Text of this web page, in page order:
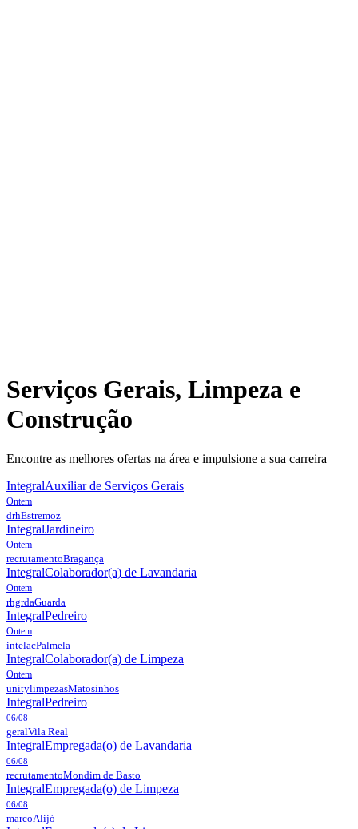
Serviços Gerais, Limpeza e
Construção
Encontre as melhores ofertas na área e impulsione a sua carreira
IntegralAuxiliar de Serviços Gerais
Ontem
drhEstremoz
IntegralJardineiro
Ontem
recrutamentoBragança
IntegralColaborador(a) de Lavandaria
Ontem
rhgrdaGuarda
IntegralPedreiro
Ontem
intelacPalmela
IntegralColaborador(a) de Limpeza
Ontem
unitylimpezasMatosinhos
IntegralPedreiro
06/08
geralVila Real
IntegralEmpregada(o) de Lavandaria
06/08
recrutamentoMondim de Basto
IntegralEmpregada(o) de Limpeza
06/08
marcoAlijó